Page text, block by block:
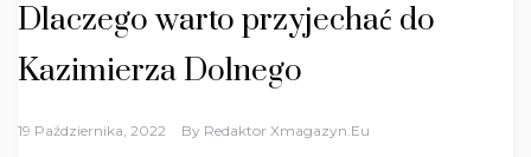
Dlaczego warto przyjechać do
Kazimierza Dolnego
19 Października, 2022 By Redaktor Xmagazyn.eu